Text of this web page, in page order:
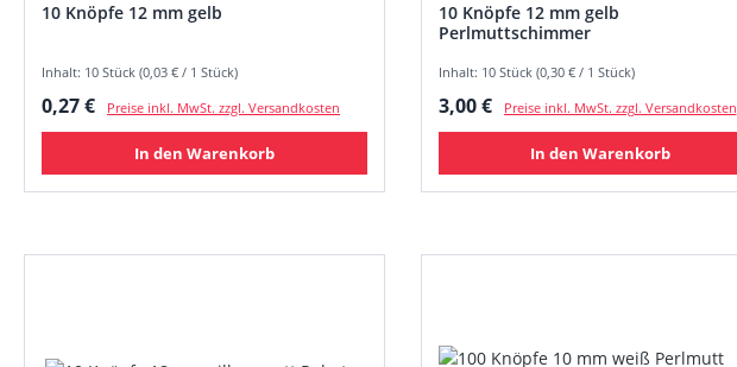
10 Knöpfe 12 mm gelb
Inhalt: 10 Stück (0,03 € / 1 Stück)
Regulärer Preis:
0,27 € Preise inkl. MwSt. zzgl. Versandkosten
In den Warenkorb
10 Knöpfe 12 mm gelb
Perlmuttschimmer
Inhalt: 10 Stück (0,30 € / 1 Stück)
Regulärer Preis:
3,00 € Preise inkl. MwSt. zzgl. Versandkosten
In den Warenkorb